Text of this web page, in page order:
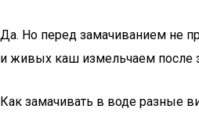
Да. Но перед замачиванием не
и живых каш измельчаем после
Как замачивать в воде разные